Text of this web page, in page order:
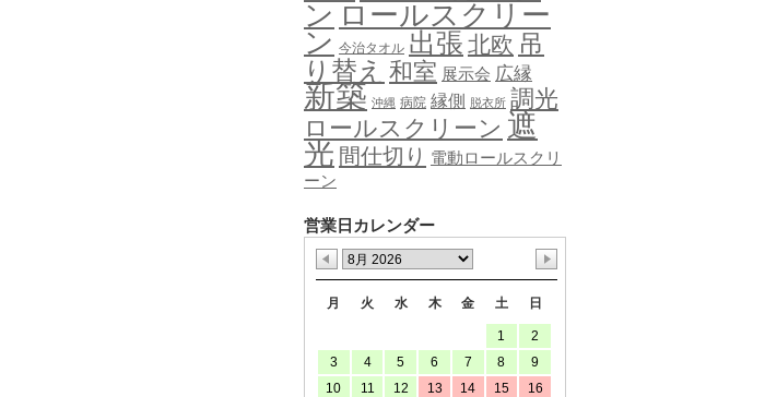
ン ロールスクリー
ン 今治タオル 出張 北欧 吊
り替え 和室 展示会 広縁
新築 沖縄 病院 縁側 脱衣所 調光
ロールスクリーン 遮
光 間仕切り 電動ロールスクリ
ーン
営業日カレンダー
月 火 水 木 金 土 日
1
2
3
4 5 6 7 8
9
10
11 12 13 14 15
16